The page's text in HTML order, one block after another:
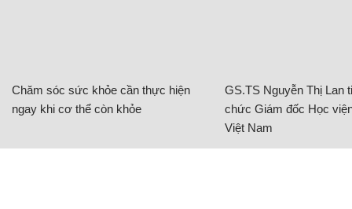
Chăm sóc sức khỏe cần thực hiện
ngay khi cơ thể còn khỏe
GS.TS Nguyễn Thị Lan
chức Giám đốc Học
Việt Nam